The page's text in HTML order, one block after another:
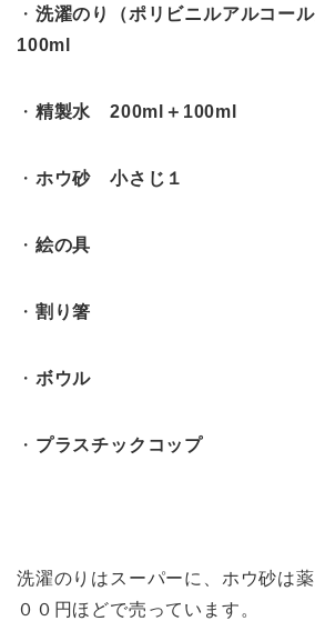
・ 洗濯のり（ポリビニルアルコール
100ml
・ 精製水 200ml＋100ml
・ ホウ砂 小さじ１
・ 絵の具
・ 割り箸
・ ボウル
・ プラスチックコップ
洗濯のりはスーパーに、ホウ砂は
００円ほどで売っています。